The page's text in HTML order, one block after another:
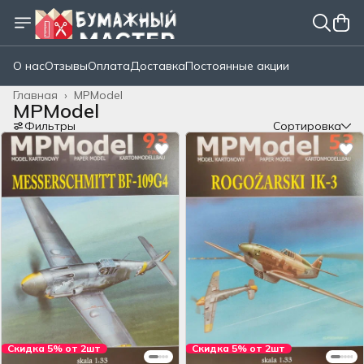
О насОтзывыОплатаДоставкаПостоянные акции
MPModel
Главная ›
MPModel
Фильтры Сортировка
Скидка 5% от 2шт Скидка 5% от 2шт